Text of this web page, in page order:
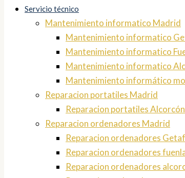
Servicio técnico
Mantenimiento informatico Madrid
Mantenimiento informatico
Mantenimiento informatico
Mantenimiento informatico
Mantenimiento informático
Reparacion portatiles Madrid
Reparacion portatiles Alcorcón
Reparacion ordenadores Madrid
Reparacion ordenadores
Reparacion ordenadores
Reparacion ordenadores